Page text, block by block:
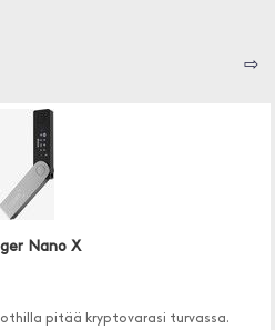
⇨
Nano X
pitää kryptovarasi turvassa.